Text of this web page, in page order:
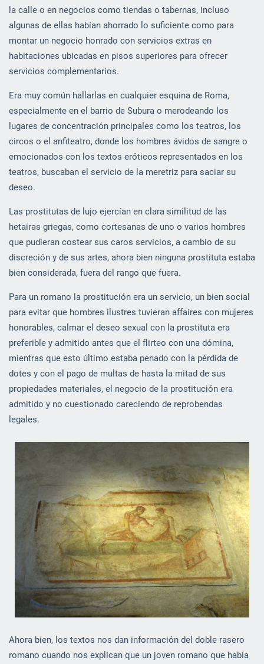
la calle o en negocios como tiendas o tabernas, incluso
algunas de ellas habían ahorrado lo suficiente como para
montar un negocio honrado con servicios extras en
habitaciones ubicadas en pisos superiores para ofrecer
servicios complementarios.
Era muy común hallarlas en cualquier esquina de Roma,
especialmente en el barrio de Subura o merodeando los
lugares de concentración principales como los teatros, los
circos o el anfiteatro, donde los hombres ávidos de sangre o
emocionados con los textos eróticos representados en los
teatros, buscaban el servicio de la meretriz para saciar su
deseo.
Las prostitutas de lujo ejercían en clara similitud de las
hetairas griegas, como cortesanas de uno o varios hombres
que pudieran costear sus caros servicios, a cambio de su
discreción y de sus artes, ahora bien ninguna prostituta estaba
bien considerada, fuera del rango que fuera.
Para un romano la prostitución era un servicio, un bien social
para evitar que hombres ilustres tuvieran affaires con mujeres
honorables, calmar el deseo sexual con la prostituta era
preferible y admitido antes que el flirteo con una dómina,
mientras que esto último estaba penado con la pérdida de
dotes y con el pago de multas de hasta la mitad de sus
propiedades materiales, el negocio de la prostitución era
admitido y no cuestionado careciendo de reprobendas
legales.
Ahora bien, los textos nos dan información del doble rasero
romano cuando nos explican que un joven romano que había